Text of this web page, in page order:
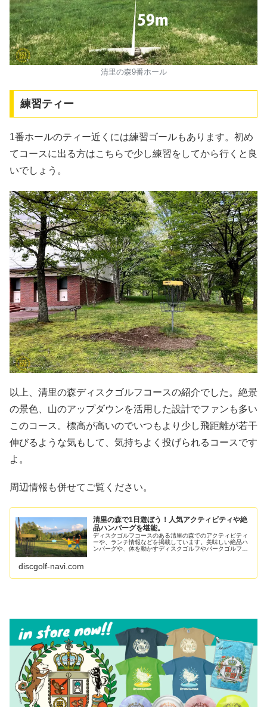
清里の森9番ホール
練習ティー
1番ホールのティー近くには練習ゴールもあります。初め
てコースに出る方はこちらで少し練習をしてから行くと良
いでしょう。
以上、清里の森ディスクゴルフコースの紹介でした。絶景
の景色、山のアップダウンを活用した設計でファンも多い
このコース。標高が高いのでいつもより少し飛距離が若干
伸びるような気もして、気持ちよく投げられるコースです
よ。
周辺情報も併せてご覧ください。
清里の森で1日遊ぼう！人気アクティビティや絶
品ハンバーグを堪能。
ディスクゴルフコースのある清里の森でのアクティビティ
ーや、ランチ情報などを掲載しています。美味しい絶品ハ
ンバーグや、体を動かすディスクゴルフやパークゴルフな
discgolf-navi.com